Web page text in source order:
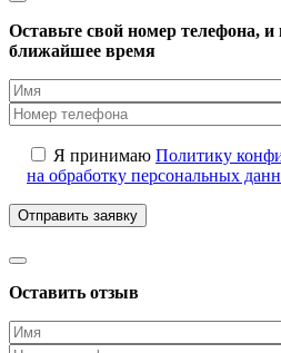
Оставьте свой номер телефона,
ближайшее время
Я принимаю Политику
на обработку персональных
Оставить отзыв